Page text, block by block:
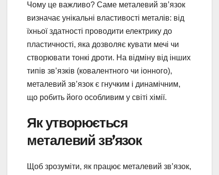
Чому це важливо? Саме металевий зв’язок
визначає унікальні властивості металів: від
їхньої здатності проводити електрику до
пластичності, яка дозволяє кувати мечі чи
створювати тонкі дроти. На відміну від інших
типів зв’язків (ковалентного чи іонного),
металевий зв’язок є гнучким і динамічним,
що робить його особливим у світі хімії.
Як утворюється
металевий зв’язок
Щоб зрозуміти, як працює металевий зв’язок,